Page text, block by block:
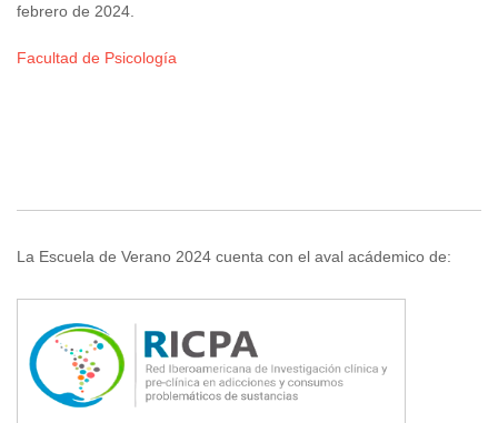
febrero de 2024.
Facultad de Psicología
La Escuela de Verano 2024 cuenta con el aval acádemico de: